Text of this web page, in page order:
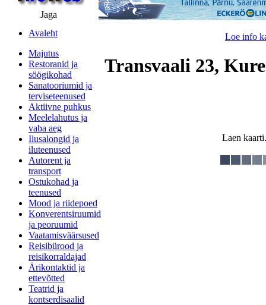
Jaga
Avaleht
Majutus
Restoranid ja
söögikohad
Sanatooriumid ja
terviseteenused
Aktiivne puhkus
Meelelahutus ja
vaba aeg
Ilusalongid ja
iluteenused
Autorent ja
transport
Ostukohad ja
teenused
Mood ja riidepoed
Konverentsiruumid
ja peoruumid
Vaatamisväärsused
Reisibürood ja
reisikorraldajad
Ärikontaktid ja
ettevõtted
Teatrid ja
kontserdisaalid
Loe info
Transvaali 23,
Laen